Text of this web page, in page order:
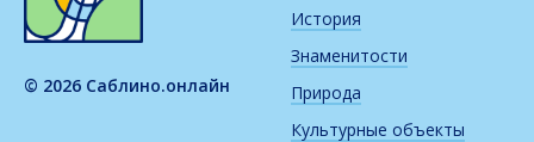
© 2026 Саблино.онлайн
История
Знаменитости
Природа
Культурные объекты